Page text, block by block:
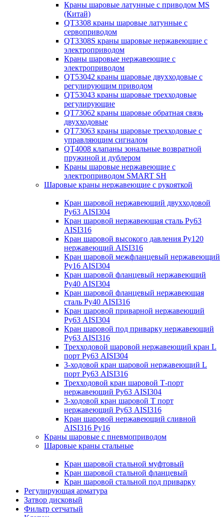
Краны шаровые латунные с приводом MS
(Китай)
QT3308 краны шаровые латунные с
сервоприводом
QT3308S краны шаровые нержавеющие с
электроприводом
Краны шаровые нержавеющие с
электроприводом
QT53042 краны шаровые двухходовые с
регулирующим приводом
QT53043 краны шаровые трехходовые
регулирующие
QT73062 краны шаровые обратная связь
двухходовые
QT73063 краны шаровые трехходовые с
управляющим сигналом
QT4008 клапаны зональные возвратной
пружиной и дублером
Краны шаровые нержавеющие с
электроприводом SMART SH
Шаровые краны нержавеющие с рукояткой
Кран шаровой нержавеющий двухходовой
Ру63 AISI304
Кран шаровой нержавеющая сталь Ру63
AISI316
Кран шаровой высокого давления Ру120
нержавеющий AISI316
Кран шаровой межфланцевый нержавеющий
Ру16 AISI304
Кран шаровой фланцевый нержавеющий
Ру40 AISI304
Кран шаровой фланцевый нержавеющая
сталь Ру40 AISI316
Кран шаровой приварной нержавеющий
Ру63 AISI304
Кран шаровой под приварку нержавеющий
Ру63 AISI316
Трехходовой шаровой нержавеющий кран L
порт Ру63 AISI304
3-ходовой кран шаровой нержавеющий L
порт Ру63 AISI316
Трехходовой кран шаровой Т-порт
нержавеющий Ру63 AISI304
3-ходовой кран шаровой Т порт
нержавеющий Ру63 AISI316
Кран шаровой нержавеющий сливной
AISI316 Ру16
Краны шаровые с пневмоприводом
Шаровые краны стальные
Кран шаровой стальной муфтовый
Кран шаровой стальной фланцевый
Кран шаровой стальной под приварку
Регулирующая арматура
Затвор дисковый
Фильтр сетчатый